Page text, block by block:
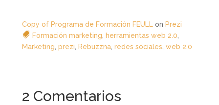
Copy of Programa de Formación FEULL on Prezi
Formación marketing herramientas web 2.0
Marketing prezi Rebuzzna, redes sociales web 2.0
2 Comentarios